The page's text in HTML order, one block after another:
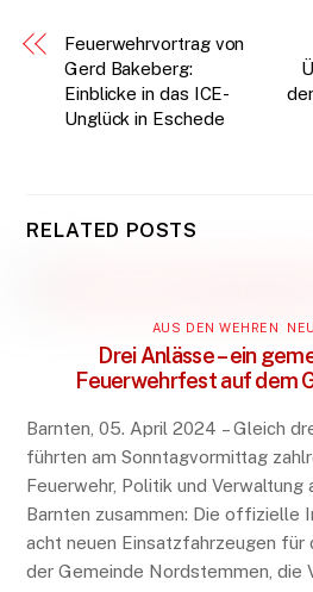
Feuerwehrvortrag von
Gerd Bakeberg:
Einblicke in das ICE-
Unglück in Eschede
RELATED POSTS
AUS DEN WEHREN
Drei Anlässe – ein
Feuerwehrfest auf dem
Barnten, 05. April 2024 – Gleich
führten am Sonntagvormittag
Feuerwehr, Politik und
Barnten zusammen: Die offizielle
acht neuen Einsatzfahrzeugen für
der Gemeinde Nordstemmen, die